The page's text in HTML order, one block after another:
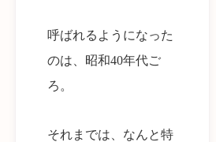
呼ばれるようになった
のは、昭和40年代ご
ろ。
それまでは、なんと特